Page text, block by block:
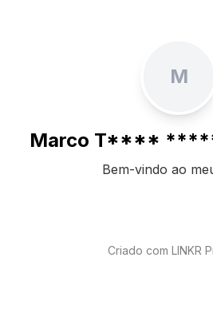
M
Marco T****
Bem-vindo ao
Criado com LINKR